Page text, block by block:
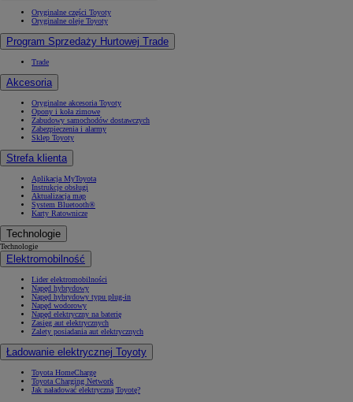
Oryginalne części Toyoty
Oryginalne oleje Toyoty
Program Sprzedaży Hurtowej Trade
Trade
Akcesoria
Oryginalne akcesoria Toyoty
Opony i koła zimowe
Zabudowy samochodów dostawczych
Zabezpieczenia i alarmy
Sklep Toyoty
Strefa klienta
Aplikacja MyToyota
Instrukcje obsługi
Aktualizacja map
System Bluetooth®
Karty Ratownicze
Technologie
Technologie
Elektromobilność
Lider elektromobilności
Napęd hybrydowy
Napęd hybrydowy typu plug-in
Napęd wodorowy
Napęd elektryczny na baterię
Zasięg aut elektrycznych
Zalety posiadania aut elektrycznych
Ładowanie elektrycznej Toyoty
Toyota HomeCharge
Toyota Charging Network
Jak naładować elektryczną Toyotę?